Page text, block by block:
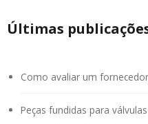
Últimas
Como avaliar um
Peças fundidas para